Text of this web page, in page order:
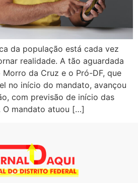
da população está cada vez
realidade. A tão aguardada
da Cruz e o Pró-DF, que
no início do mandato, avançou
com previsão de início das
O mandato atuou […]